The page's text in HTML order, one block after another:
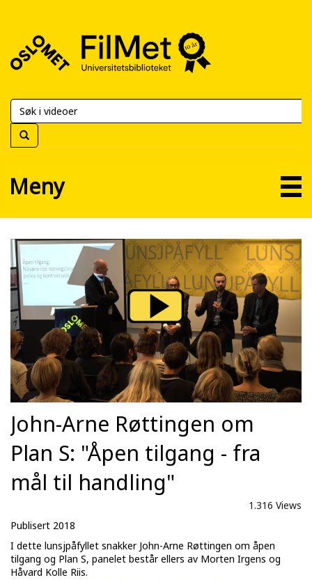
FilMet
Universitetsbiblioteket
Meny
John-Arne Røttingen om
Plan S: "Åpen tilgang - fra
mål til handling"
1.316 Views
Publisert 2018
I dette lunsjpåfyllet snakker John-Arne Røttingen om åpen
tilgang og Plan S, panelet består ellers av Morten Irgens og
Håvard Kolle Riis.